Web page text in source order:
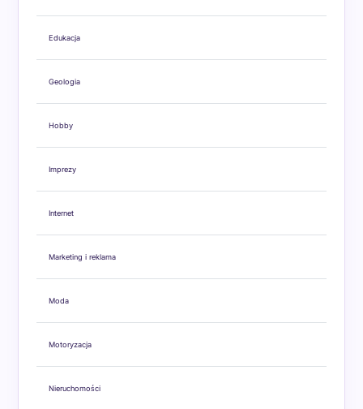
Edukacja
Geologia
Hobby
Imprezy
Internet
Marketing i reklama
Moda
Motoryzacja
Nieruchomości